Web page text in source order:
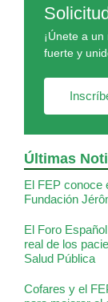
¡Únete a
fuerte y
Últimas
El FEP conoce
Fundación
El Foro
real de los
Salud Pública
Cofares y el